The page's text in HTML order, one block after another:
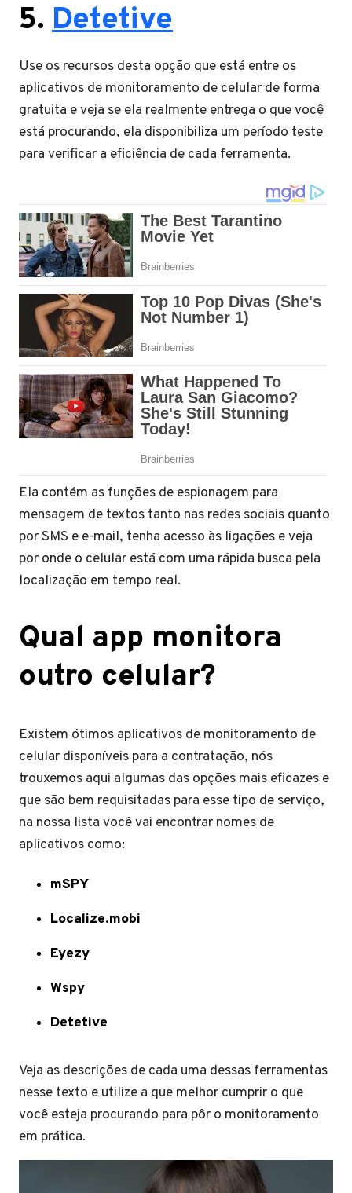
5. Detetive
Use os recursos desta opção que está entre os
aplicativos de monitoramento de celular de forma
gratuita e veja se ela realmente entrega o que você
está procurando, ela disponibiliza um período teste
para verificar a eficiência de cada ferramenta.
Ela contém as funções de espionagem para
mensagem de textos tanto nas redes sociais quanto
por SMS e e-mail, tenha acesso às ligações e veja
por onde o celular está com uma rápida busca pela
localização em tempo real.
Qual app monitora
outro celular?
Existem ótimos aplicativos de monitoramento de
celular disponíveis para a contratação, nós
trouxemos aqui algumas das opções mais eficazes e
que são bem requisitadas para esse tipo de serviço,
na nossa lista você vai encontrar nomes de
aplicativos como:
mSPY
Localize.mobi
Eyezy
Wspy
Detetive
Veja as descrições de cada uma dessas ferramentas
nesse texto e utilize a que melhor cumprir o que
você esteja procurando para pôr o monitoramento
em prática.